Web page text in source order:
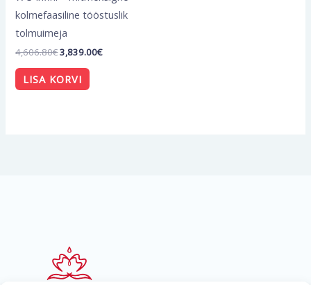
kolmefaasiline tööstuslik
tolmuimeja
4,606.80€3,839.00€
LISA KORVI